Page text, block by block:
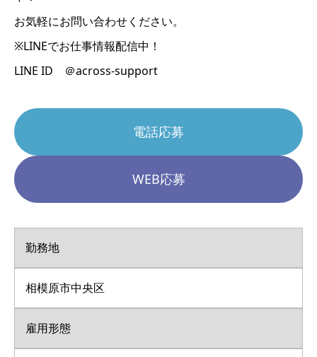
お気軽にお問い合わせください。
※LINEでお仕事情報配信中！
LINE ID ＠across-support
電話応募
WEB応募
勤務地
相模原市中央区
雇用形態